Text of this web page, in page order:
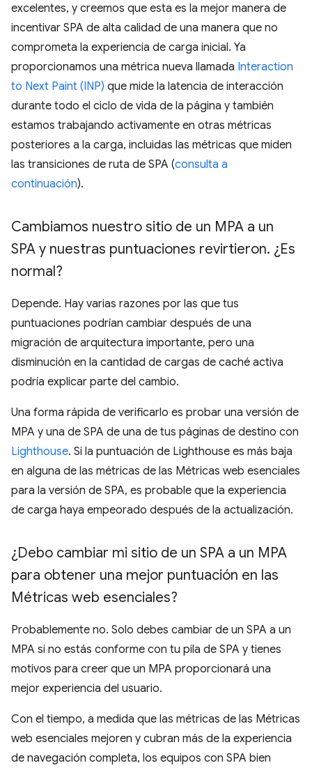
excelentes, y creemos que esta es la mejor manera de
incentivar SPA de alta calidad de una manera que no
comprometa la experiencia de carga inicial. Ya
proporcionamos una métrica nueva llamada Interaction
to Next Paint (INP) que mide la latencia de interacción
durante todo el ciclo de vida de la página y también
estamos trabajando activamente en otras métricas
posteriores a la carga, incluidas las métricas que miden
las transiciones de ruta de SPA (consulta a
continuación).
Cambiamos nuestro sitio de un MPA a un
SPA y nuestras puntuaciones revirtieron. ¿Es
normal?
Depende. Hay varias razones por las que tus
puntuaciones podrían cambiar después de una
migración de arquitectura importante, pero una
disminución en la cantidad de cargas de caché activa
podría explicar parte del cambio.
Una forma rápida de verificarlo es probar una versión de
MPA y una de SPA de una de tus páginas de destino con
Lighthouse. Si la puntuación de Lighthouse es más baja
en alguna de las métricas de las Métricas web esenciales
para la versión de SPA, es probable que la experiencia
de carga haya empeorado después de la actualización.
¿Debo cambiar mi sitio de un SPA a un MPA
para obtener una mejor puntuación en las
Métricas web esenciales?
Probablemente no. Solo debes cambiar de un SPA a un
MPA si no estás conforme con tu pila de SPA y tienes
motivos para creer que un MPA proporcionará una
mejor experiencia del usuario.
Con el tiempo, a medida que las métricas de las Métricas
web esenciales mejoren y cubran más de la experiencia
de navegación completa, los equipos con SPA bien